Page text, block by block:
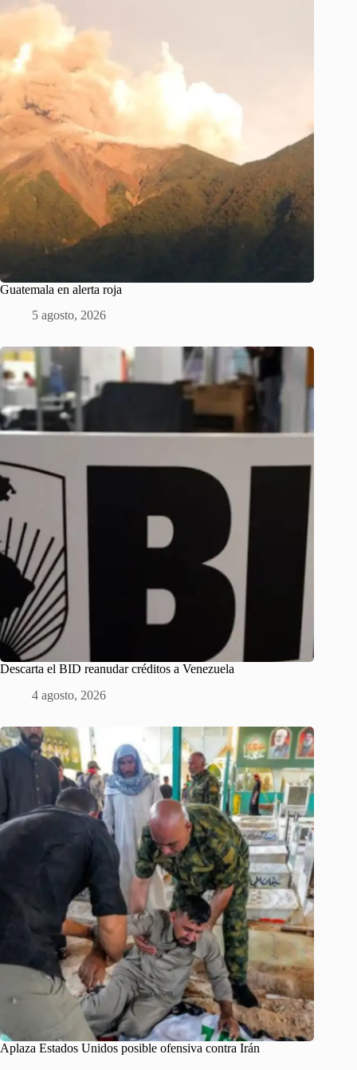
Guatemala en alerta roja
5 agosto, 2026
Descarta el BID reanudar créditos a Venezuela
4 agosto, 2026
Aplaza Estados Unidos posible ofensiva contra Irán